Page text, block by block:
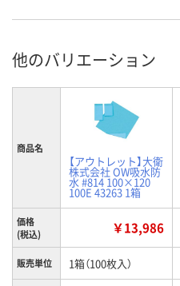
他のバリエーション
商品名
【アウトレット】大衛
株式会社 OW吸水防
水 #814 100×120
100E 43263 1箱
価格
(税込)
￥13,986
販売単位 1箱（100枚入）